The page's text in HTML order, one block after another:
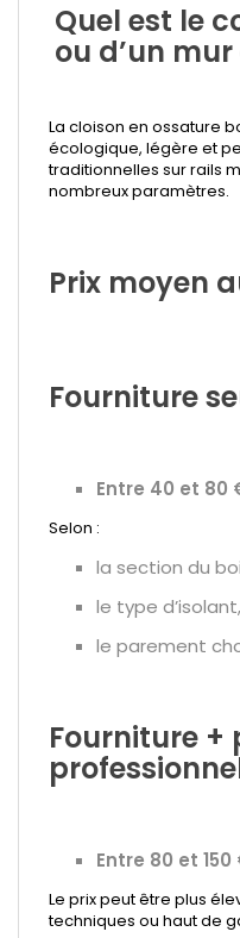
Quel est le
ou d’un
La cloison en ossature
écologique, légère et
traditionnelles sur rails
nombreux paramètres.
Prix moyen
Fourniture
Entre 40 et 80
Selon :
la section du
le type d’isolant,
le parement
Fourniture +
Entre 80 et 150
Le prix peut être plus
techniques ou haut de